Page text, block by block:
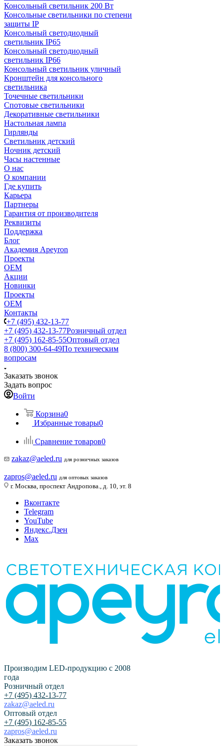
Консольный светильник 200 Вт
Консольные светильники по степени
защиты IP
Консольный светодиодный
светильник IP65
Консольный светодиодный
светильник IP66
Консольный светильник уличный
Кронштейн для консольного
светильника
Точечные светильники
Спотовые светильники
Декоративные светильники
Настольная лампа
Гирлянды
Светильник детский
Ночник детский
Часы настенные
О нас
О компании
Где купить
Карьера
Партнеры
Гарантия от производителя
Реквизиты
Поддержка
Блог
Академия Apeyron
Проекты
ОЕМ
Акции
Новинки
Проекты
ОЕМ
Контакты
+7 (495) 432-13-77
+7 (495) 432-13-77Розничный отдел
+7 (495) 162-85-55Оптовый отдел
8 (800) 300-64-49По техническим
вопросам
Заказать звонок
Задать вопрос
Войти
Корзина0
Избранные товары0
Сравнение товаров0
zakaz@aeled.ru для розничных заказов
zapros@aeled.ru для оптовых заказов
г. Москва, проспект Андропова., д. 10, эт. 8
Вконтакте
Telegram
YouTube
Яндекс.Дзен
Max
Производим LED-продукцию с 2008
года
Розничный отдел
+7 (495) 432-13-77
zakaz@aeled.ru
Оптовый отдел
+7 (495) 162-85-55
zapros@aeled.ru
Заказать звонок